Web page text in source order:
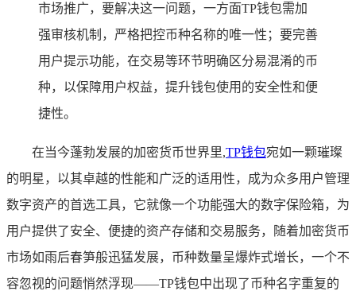
市场推广，要解决这一问题，一方面TP钱包需加
强审核机制，严格把控币种名称的唯一性；要完善
用户提示功能，在交易等环节明确区分易混淆的币
种，以保障用户权益，提升钱包使用的安全性和便
捷性。
在当今蓬勃发展的加密货币世界里,TP钱包宛如一颗璀璨
的明星，以其卓越的性能和广泛的适用性，成为众多用户管理
数字资产的首选工具，它就像一个功能强大的数字保险箱，为
用户提供了安全、便捷的资产存储和交易服务，随着加密货币
市场如雨后春笋般迅猛发展，币种数量呈爆炸式增长，一个不
容忽视的问题悄然浮现——TP钱包中出现了币种名字重复的